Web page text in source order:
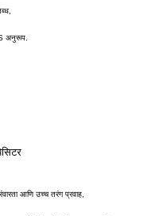
अनुरूप.
आणि उच्च तरंग प्रवाह,